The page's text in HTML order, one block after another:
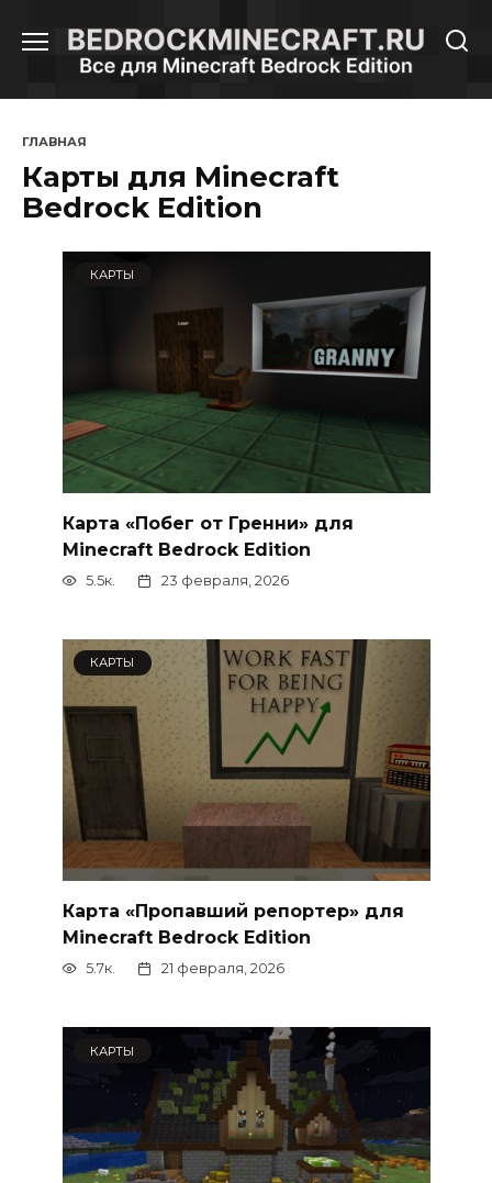
содержанию
ГЛАВНАЯ
Карты для Minecraft
Bedrock Edition
КАРТЫ
Карта «Побег от Гренни» для
Minecraft Bedrock Edition
5.5к. 23 февраля, 2026
КАРТЫ
Карта «Пропавший репортер» для
Minecraft Bedrock Edition
5.7к. 21 февраля, 2026
КАРТЫ